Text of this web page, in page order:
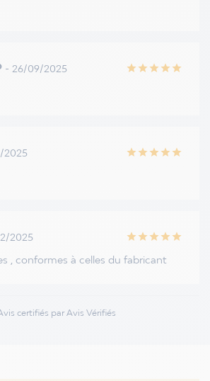
- 26/09/2025 star star star star star
2025 star star star star star
2025 star star star star star
, conformes à celles du fabricant
certifiés par Avis Vérifiés